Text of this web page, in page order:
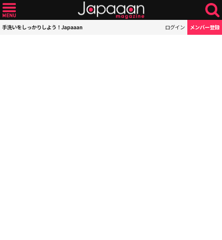
手洗いをしっかりしよう！Japaaan ログイン メンバー登録